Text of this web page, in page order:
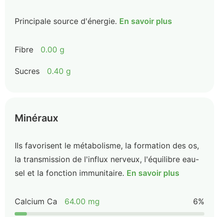
Principale source d'énergie. En savoir plus
Fibre 0.00 g
Sucres 0.40 g
Minéraux
Ils favorisent le métabolisme, la formation des os,
la transmission de l'influx nerveux, l'équilibre eau-
sel et la fonction immunitaire. En savoir plus
Calcium Ca 64.00 mg 6%